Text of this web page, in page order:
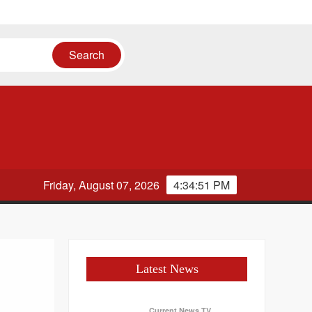
4:34:51 PM
Friday, August 07, 2026
Latest News